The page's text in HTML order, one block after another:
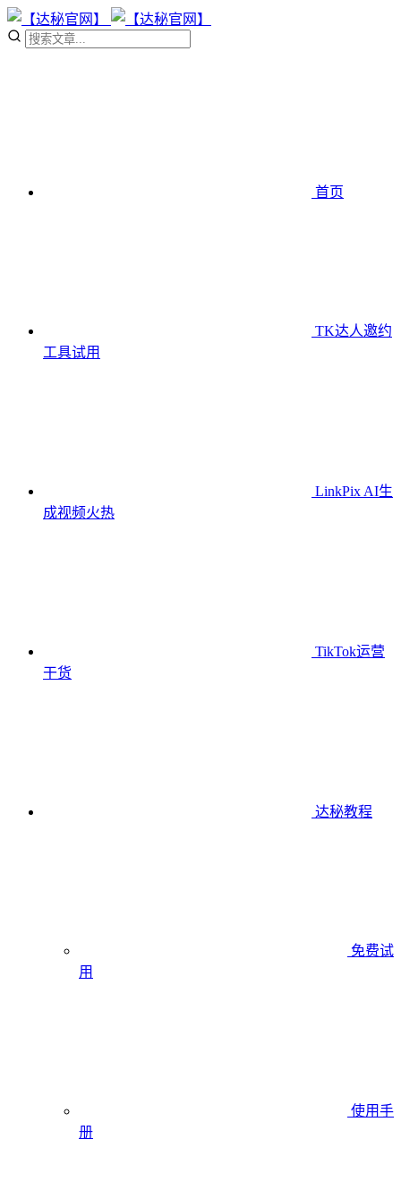
首页
TK达人邀约
工具试用
LinkPix AI生
成视频火热
TikTok运营
干货
达秘教程
免费试
用
使用手
册